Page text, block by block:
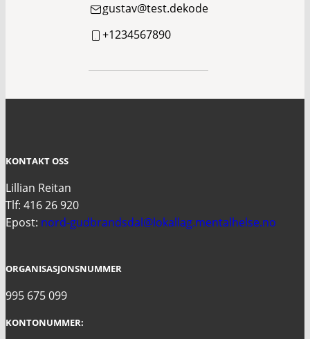
gustav@test.dekode
+1234567890
KONTAKT OSS
Lillian Reitan
Tlf: 416 26 920
Epost: nord-gudbrandsdal@lokallag.mentalhelse.no
ORGANISASJONSNUMMER
995 675 099
KONTONUMMER: